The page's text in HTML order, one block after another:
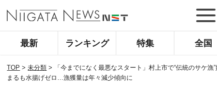
最新 ランキング 特集 全国
TOP >未分類 >
「今までになく最悪なスタート」村上市で“伝統のサケ漁
まるも水揚げゼロ…漁獲量は年々減少傾向に